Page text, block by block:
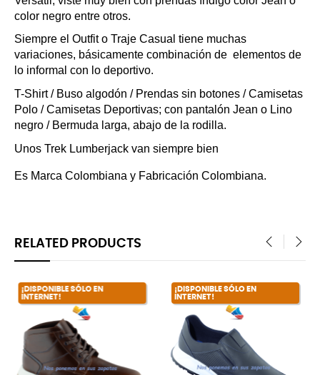
color negro entre otros.
Siempre el Outfit o Traje Casual tiene muchas
variaciones, básicamente combinación de  elementos de
lo informal con lo deportivo.
T-Shirt / Buso algodón / Prendas sin botones / Camisetas
Polo / Camisetas Deportivas; con pantalón Jean o Lino
negro / Bermuda larga, abajo de la rodilla.
Unos Trek Lumberjack van siempre bien
Es Marca Colombiana y Fabricación Colombiana.
RELATED PRODUCTS
EN
¡DISPONIBLE SÓLO EN